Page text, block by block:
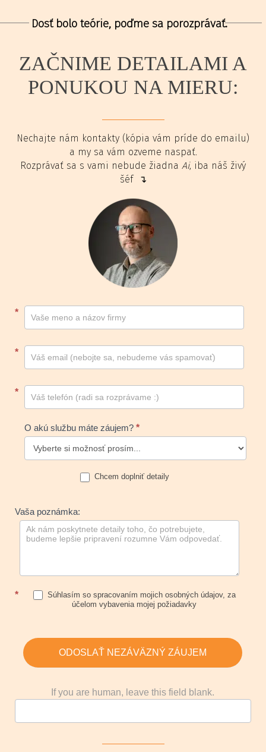
Dosť bolo teórie, poďme sa porozprávať.
ZAČNIME DETAILAMI A
PONUKOU NA MIERU:
Nechajte nám kontakty (kópia vám príde do emailu)
a my sa vám ozveme naspať.
Rozprávať sa s vami nebude žiadna Ai, iba náš živý
šéf ↴
Kontakt
footer
*
*
*
O akú službu máte záujem? *
Chcem doplniť detaily
Vaša poznámka:
*
Súhlasím so spracovaním mojich osobných údajov, za
účelom vybavenia mojej požiadavky
ODOSLAŤ NEZÁVÄZNÝ ZÁUJEM
If you are human, leave this field blank.